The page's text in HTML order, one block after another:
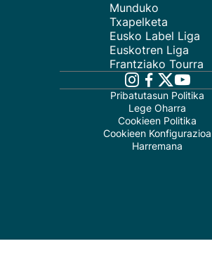
Munduko
Txapelketa
Eusko Label Liga
Euskotren Liga
Frantziako Tourra
Pribatutasun Politika
Lege Oharra
Cookieen Politika
Cookieen Konfigurazioa
Harremana